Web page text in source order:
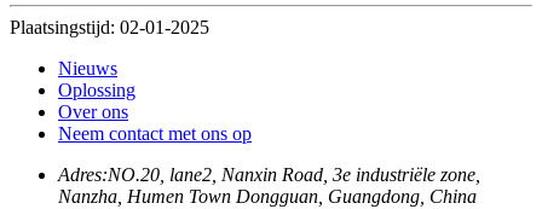
Plaatsingstijd: 02-01-2025
Nieuws
Oplossing
Over ons
Neem contact met ons op
Adres:NO.20, lane2, Nanxin Road, 3e industriële zone,
Nanzha, Humen Town Dongguan, Guangdong, China